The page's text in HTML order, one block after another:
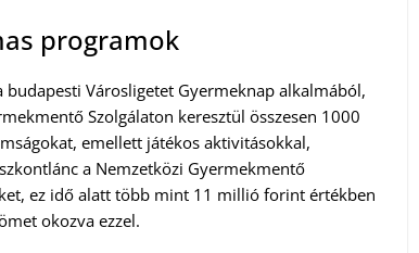
programok
Városligetet Gyermeknap alkalmából,
Szolgálaton keresztül összesen 1000
emellett játékos aktivitásokkal,
a Nemzetközi Gyermekmentő
ez idő alatt több mint 11 millió forint értékben
okozva ezzel.